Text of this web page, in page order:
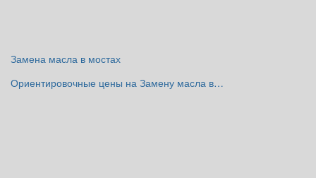
Замена масла в мостах
Ориентировочные цены на Замену масла в…